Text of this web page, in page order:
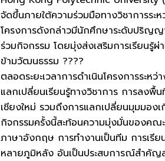
จัดขึ้นภายใต้ความร่วมมือทางวิชาการร
โครงการดังกล่าวมีนักศึกษาระดับปริญญ
ร่วมกิจกรรม โดยมุ่งส่งเสริมการเรียนรู้
ข้ามวัฒนธรรม ????
ตลอดระยะเวลาการดำเนินโครงการร
แลกเปลี่ยนเรียนรู้ทางวิชาการ การลง
เชียงใหม่ รวมถึงการแลกเปลี่ยนมุมมอ
กิจกรรมครั้งนี้สะท้อนความมุ่งมั่นของคณ
ภาษาอังกฤษ การทำงานเป็นทีม การเรี
หลายภูมิหลัง อันเป็นประสบการณ์สำคัญ